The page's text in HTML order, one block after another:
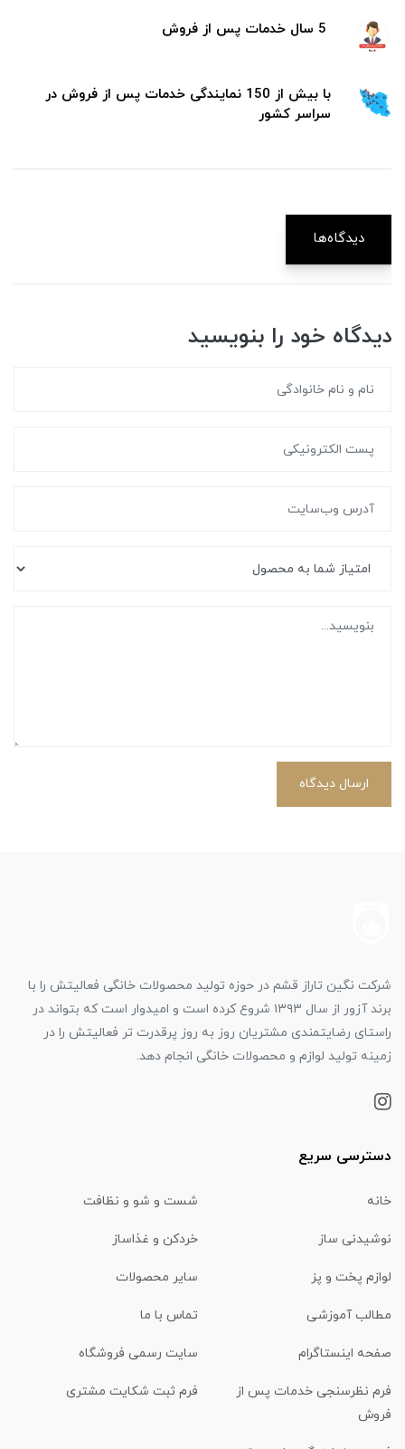
5 سال خدمات پس از فروش
با بیش از 150 نمایندگی خدمات پس از فروش در
سراسر کشور
دیدگاه‌ها
دیدگاه خود را بنویسید
ارسال دیدگاه
شرکت نگین تاراز قشم در حوزه تولید محصولات خانگی فعالیتش را با
برند آزور از سال ۱۳۹۳ شروع کرده است و امیدوار است که بتواند در
راستای رضایتمندی مشتریان روز به روز پرقدرت تر فعالیتش را در
زمینه تولید لوازم و محصولات خانگی انجام دهد.
دسترسی سریع
خانه شست و شو و نظافت
نوشیدنی ساز خردکن و غذاساز
لوازم پخت و پز سایر محصولات
مطالب آموزشی تماس با ما
صفحه اینستاگرام سایت رسمی فروشگاه
فرم نظرسنجی خدمات پس از
فروش
فرم ثبت شکایت مشتری